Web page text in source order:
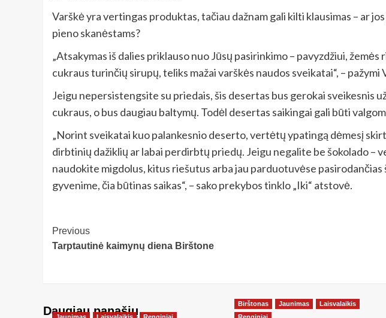
Varškė yra vertingas produktas, tačiau dažnam gali kilti klausimas – ar
pieno skanėstams?
„Atsakymas iš dalies priklauso nuo Jūsų pasirinkimo – pavyzdžiui,
cukraus turinčių sirupų, teliks mažai varškės naudos sveikatai“, – pažymi
Jeigu nepersistengsite su priedais, šis desertas bus gerokai sveikesnis
cukraus, o bus daugiau baltymų. Todėl desertas saikingai gali būti
„Norint sveikatai kuo palankesnio deserto, vertėtų ypatingą dėmesį
dirbtinių dažiklių ar labai perdirbtų priedų. Jeigu negalite be šokolado –
naudokite migdolus, kitus riešutus arba jau parduotuvėse
gyvenime, čia būtinas saikas“, – sako prekybos tinklo „Iki“ atstovė.
Post
Navigation
Previous
Tarptautinė kaimynų diena Birštone
Daugiau panašių…
Jaunimas Laisvalaikis Renginiai
Birštonas Jaunimas
Laisvalaikis
Renginiai